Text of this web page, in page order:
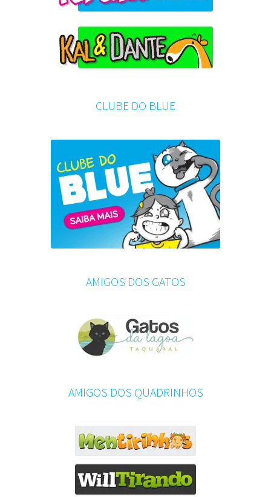
CLUBE DO BLUE
AMIGOS DOS GATOS
AMIGOS DOS QUADRINHOS